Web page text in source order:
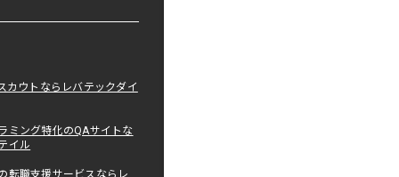
カウトならレバテックダイ
ミング特化のQAサイトな
イル
転職支援サービスならレ